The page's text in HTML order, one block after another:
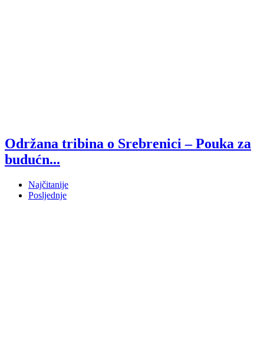
Održana tribina o Srebrenici – Pouka za
budućn...
Najčitanije
Posljednje